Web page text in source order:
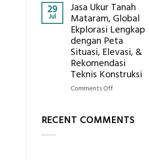
Cara
Mendapatkan
Posisi
Geodetic
Surveyor
di
Industri
Berikut
Kualifikasi
29
Jul
Jasa Ukur Tanah
Mataram, Global
Ekplorasi Lengkap
dengan Peta
Situasi, Elevasi, &
Rekomendasi
Teknis Konstruksi
Comments Offon
Tanah
RECENT COMMENTS